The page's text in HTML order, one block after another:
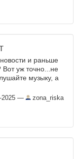
и раньше
уж точно...не
музыку, а
2025 — zona_riska